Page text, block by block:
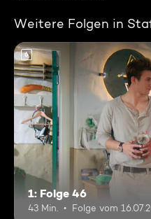
Weitere Folgen in
6
1: Folge 46
43 Min. Folge vom